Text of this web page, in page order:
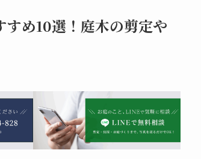
め10選！庭木の剪定や